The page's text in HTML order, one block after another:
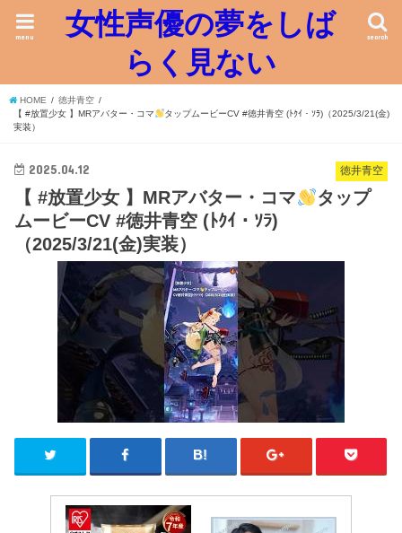
女性声優の夢をしば
らく見ない
search
menu
HOME
徳井青空
【 #放置少女 】MRアバター・コマ
タップムービーCV #徳井青空 (ﾄｸｲ・ｿﾗ)（2025/3/21(金)
実装）
徳井青空
2025.04.12
【 #放置少女 】MRアバター・コマ
タップ
ムービーCV #徳井青空 (ﾄｸｲ・ｿﾗ)
（2025/3/21(金)実装）